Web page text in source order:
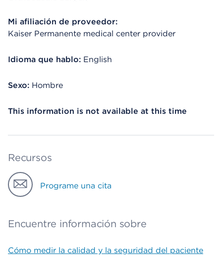
Mi afiliación de proveedor:
Kaiser Permanente medical center provider
Idioma que hablo: English
Sexo: Hombre
This information is not available at this time
Recursos
Programe una cita
Encuentre información sobre
Cómo medir la calidad y la seguridad del paciente